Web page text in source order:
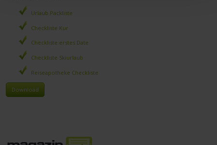
Urlaub Packliste
Checkliste Kur
Checkliste erstes Date
Checkliste Skiurlaub
Reiseapotheke Checkliste
Download